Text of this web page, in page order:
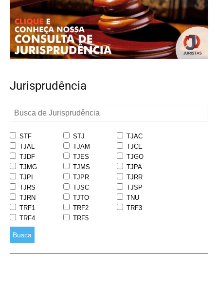
Jurisprudência
STF STJ
TJAC
TJAL
TJAM
TJCE
TJDF
TJES
TJGO
TJMG
TJMS
TJPA
TJPI
TJPR
TJRR
TJRS
TJSC
TJSP
TJRN
TJTO
TNU
TRF1
TRF2
TRF3
TRF4
TRF5
Busca